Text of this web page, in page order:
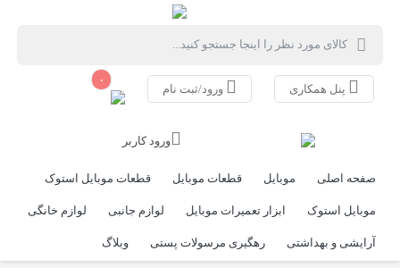
پنل همکاری ورود/ثبت نام
۰
ورود کاربر
صفحه اصلی موبایل قطعات موبایل قطعات موبایل استوک
موبایل استوک ابزار تعمیرات موبایل لوازم جانبی لوازم خانگی
آرایشی و بهداشتی رهگیری مرسولات پستی وبلاگ